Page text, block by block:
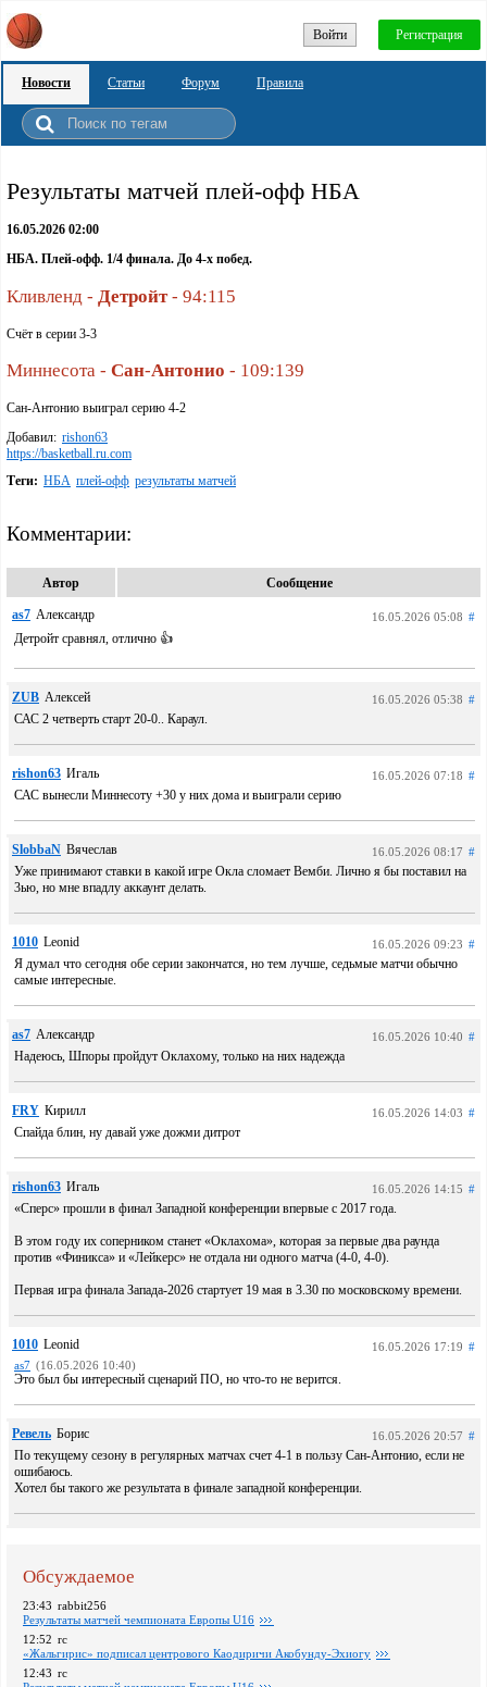
Войти Регистрация
Новости Статьи Форум Правила
Результаты матчей плей-офф НБА
16.05.2026 02:00
НБА. Плей-офф. 1/4 финала. До 4-х побед.
Кливленд - Детройт- 94:115
Счёт в серии 3-3
Миннесота - Сан-Антонио - 109:139
Сан-Антонио выиграл серию 4-2
Добавил: rishon63
https://basketball.ru.com
Теги: НБА плей-офф результаты матчей
Комментарии:
Автор Сообщение
as7 Александр 16.05.2026 05:08 #
Детройт сравнял, отлично 👍
ZUB Алексей 16.05.2026 05:38 #
САС 2 четверть старт 20-0.. Караул.
rishon63 Игаль 16.05.2026 07:18 #
САС вынесли Миннесоту +30 у них дома и выиграли серию
SlobbaN Вячеслав 16.05.2026 08:17 #
Уже принимают ставки в какой игре Окла сломает Вемби. Лично я бы поставил на
3ью, но мне впадлу аккаунт делать.
1010 Leonid 16.05.2026 09:23 #
Я думал что сегодня обе серии закончатся, но тем лучше, седьмые матчи обычно
самые интересные.
as7 Александр 16.05.2026 10:40 #
Надеюсь, Шпоры пройдут Оклахому, только на них надежда
FRY Кирилл 16.05.2026 14:03 #
Спайда блин, ну давай уже дожми дитрот
rishon63 Игаль 16.05.2026 14:15 #
«Сперс» прошли в финал Западной конференции впервые с 2017 года.
В этом году их соперником станет «Оклахома», которая за первые два раунда
против «Финикса» и «Лейкерс» не отдала ни одного матча (4-0, 4-0).
Первая игра финала Запада-2026 стартует 19 мая в 3.30 по московскому времени.
1010 Leonid 16.05.2026 17:19 #
as7 (16.05.2026 10:40)
Это был бы интересный сценарий ПО, но что-то не верится.
Ревель Борис 16.05.2026 20:57 #
По текущему сезону в регулярных матчах счет 4-1 в пользу Сан-Антонио, если не
ошибаюсь.
Хотел бы такого же результата в финале западной конференции.
Обсуждаемое
23:43 rabbit256
Pезультаты матчей чемпионата Европы U16
12:52 rc
«Жальгирис» подписал центрового Каодиричи Акобунду-Эхиогу
12:43 rc